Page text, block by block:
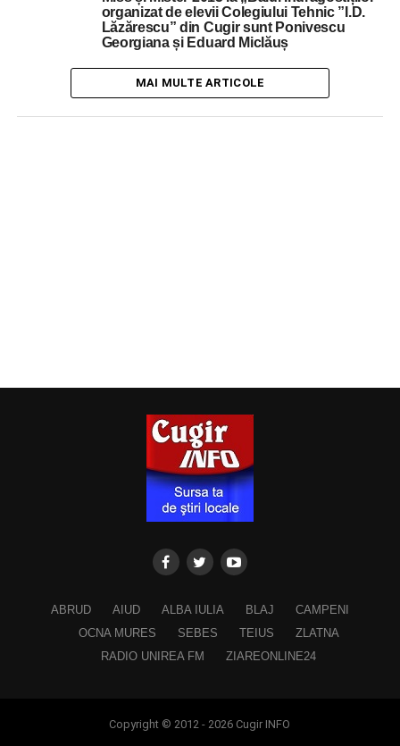
organizat de elevii Colegiului Tehnic ”I.D.
Lăzărescu” din Cugir sunt Ponivescu
Georgiana și Eduard Miclăuș
MAI MULTE ARTICOLE
ABRUD AIUD ALBA IULIA BLAJ
CAMPENI
OCNA MURES
SEBES TEIUS
ZLATNA
RADIO UNIREA FM
ZIAREONLINE24
Copyright © 2012 - 2026 Cugir INFO